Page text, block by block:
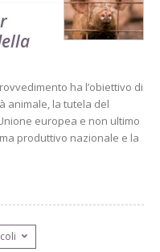
ha l’obiettivo di
animale, la tutela del
europea e non ultimo
produttivo nazionale e la